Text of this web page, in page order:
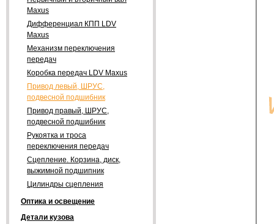
Maxus
Дифференциал КПП LDV
Maxus
Механизм переключения
передач
Коробка передач LDV Maxus
Привод левый, ШРУС,
подвесной подшибник
Привод правый, ШРУС,
подвесной подшибник
Рукоятка и троса
переключения передач
Сцепление. Корзина, диск,
выжимной подшипник
Цилиндры сцепления
Оптика и освещение
Детали кузова